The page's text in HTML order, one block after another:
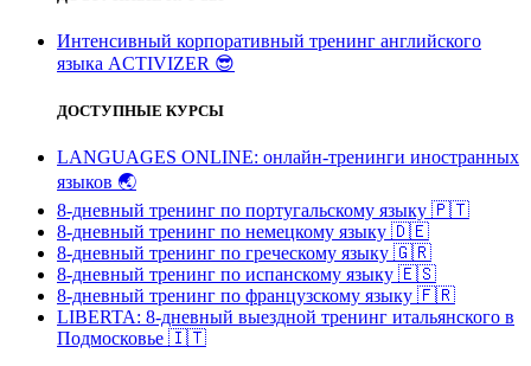
Интенсивный корпоративный тренинг английского
языка ACTIVIZER 😎
ДОСТУПНЫЕ КУРСЫ
LANGUAGES ONLINE: онлайн-тренинги иностранных
языков 🌏
8-дневный тренинг по португальскому языку 🇵🇹
8-дневный тренинг по немецкому языку 🇩🇪
8-дневный тренинг по греческому языку 🇬🇷
8-дневный тренинг по испанскому языку 🇪🇸
8-дневный тренинг по французскому языку 🇫🇷
LIBERTA: 8-дневный выездной тренинг итальянского в
Подмосковье 🇮🇹